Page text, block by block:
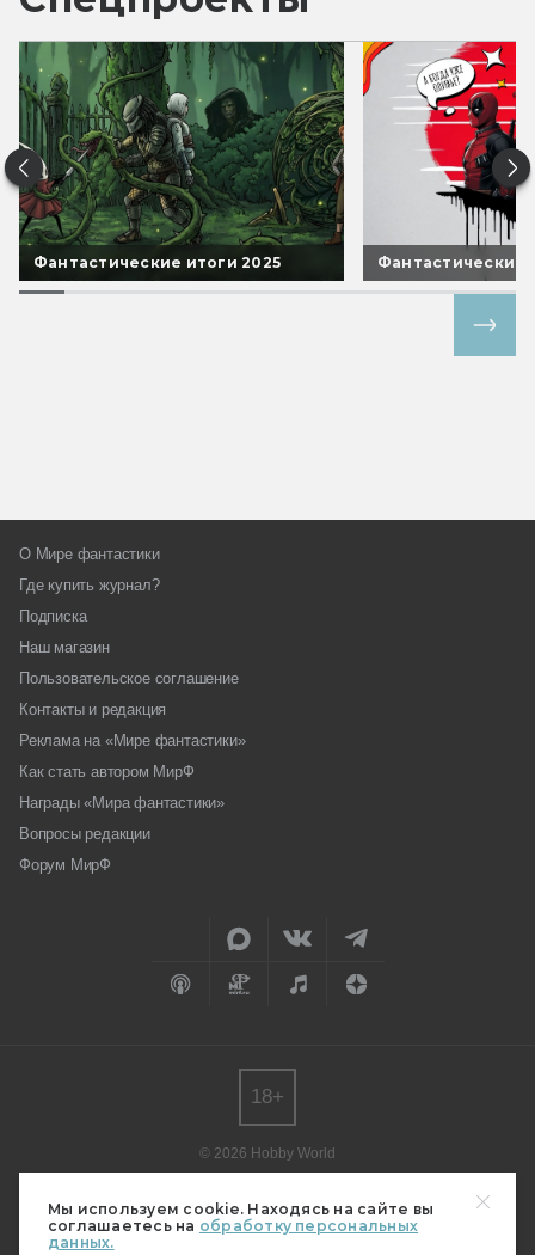
Мы используем cookie. Находясь на сайте вы
соглашаетесь на обработку персональных
данных.
Фантастические итоги 2025 Фантастические
О Мире фантастики
Где купить журнал?
Подписка
Наш магазин
Пользовательское соглашение
Контакты и редакция
Реклама на «Мире фантастики»
Как стать автором МирФ
Награды «Мира фантастики»
Вопросы редакции
Форум МирФ
© 2026 Hobby World
редакции.
Мнение авторов может не совпадать с мнением редакции.
18+